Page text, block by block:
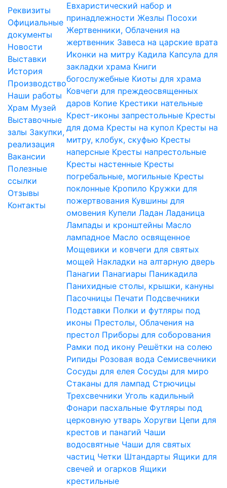
Реквизиты
Официальные
документы
Новости
Выставки
История
Производство
Наши работы
Храм Музей
Выставочные
залы Закупки,
реализация
Вакансии
Полезные
ссылки
Отзывы
Контакты
Евхаристический набор и
принадлежности Жезлы Посохи
Жертвенники, Облачения на
жертвенник Завеса на царские врата
Иконки на митру Кадила Капсула для
закладки храма Книги
богослужебные Киоты для храма
Ковчеги для преждеосвященных
даров Копие Крестики нательные
Крест-иконы запрестольные Кресты
для дома Кресты на купол Кресты на
митру, клобук, скуфью Кресты
наперсные Кресты напрестольные
Кресты настенные Кресты
погребальные, могильные Кресты
поклонные Кропило Кружки для
пожертвования Кувшины для
омовения Купели Ладан Ладаница
Лампады и кронштейны Масло
лампадное Масло освященное
Мощевики и ковчеги для святых
мощей Накладки на алтарную дверь
Панагии Панагиары Паникадила
Панихидные столы, крышки, кануны
Пасочницы Печати Подсвечники
Подставки Полки и футляры под
иконы Престолы, Облачения на
престол Приборы для соборования
Рамки под икону Решётки на солею
Рипиды Розовая вода Семисвечники
Сосуды для елея Сосуды для миро
Стаканы для лампад Стрючицы
Трехсвечники Уголь кадильный
Фонари пасхальные Футляры под
церковную утварь Хоругви Цепи для
крестов и панагий Чаши
водосвятные Чаши для святых
частиц Четки Штандарты Ящики для
свечей и огарков Ящики
крестильные